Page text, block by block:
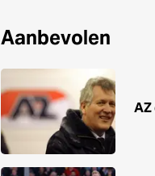
Aanbevolen
AZ